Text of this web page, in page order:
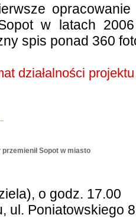
w latach
spis ponad 360
działalności
Sopot w miasto
o godz. 17.00
ul. Poniatowskiego 8